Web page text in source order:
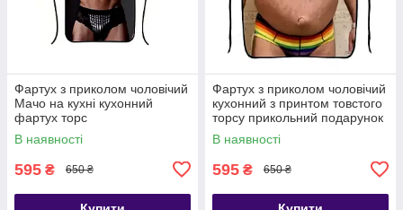
Фартух з приколом чоловічий
Мачо на кухні кухонний
фартух торс
В наявності
595 ₴ 650 ₴
Фартух з приколом чоловічий
кухонний з принтом товстого
торсу прикольний подарунок
для кухні гриля та барбекю
В наявності
595 ₴ 650 ₴